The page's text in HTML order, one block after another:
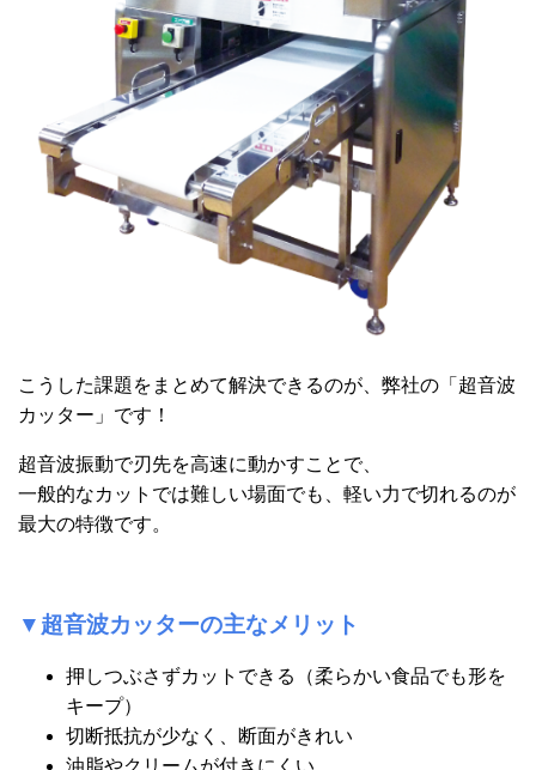
こうした課題をまとめて解決できるのが、弊社の「超音波
カッター」です！
超音波振動で刃先を高速に動かすことで、
一般的なカットでは難しい場面でも、軽い力で切れるのが
最大の特徴です。
▼超音波カッターの主なメリット
押しつぶさずカットできる（柔らかい食品でも形を
キープ）
切断抵抗が少なく、断面がきれい
油脂やクリームが付きにくい